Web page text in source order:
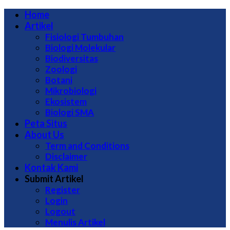
Home
Artikel
Fisiologi Tumbuhan
Biologi Molekular
Biodiversitas
Zoologi
Botani
Mikrobiologi
Ekosistem
Biologi SMA
Peta Situs
About Us
Term and Conditions
Disclaimer
Kontak Kami
Submit Artikel
Register
Login
Logout
Menulis Artikel